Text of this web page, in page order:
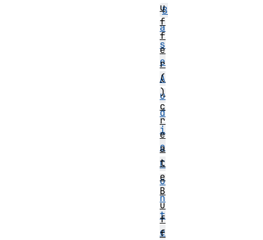
B
a
s
e
A
u
d
i
o
C
o
n
t
e
u
f
f
e
r
(
)
c
r
e
a
t
e
B
u
f
f